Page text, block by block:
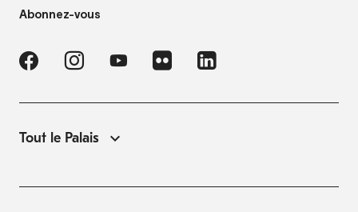
Abonnez-vous
Tout le Palais